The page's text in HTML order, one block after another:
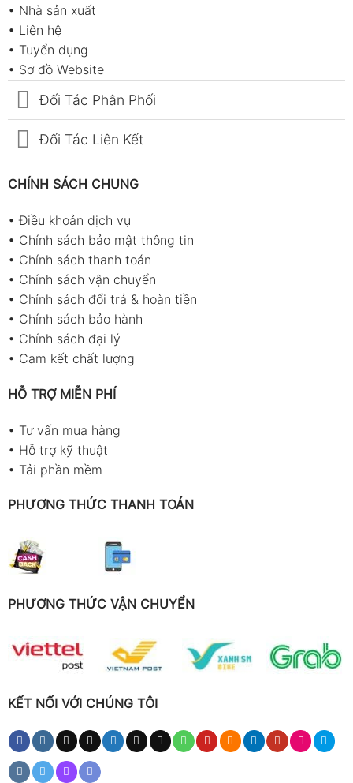
• Nhà sản xuất
• Liên hệ
• Tuyển dụng
• Sơ đồ Website
Đối Tác Phân Phối
Đối Tác Liên Kết
CHÍNH SÁCH CHUNG
•Điều khoản dịch vụ
• Chính sách bảo mật thông tin
• Chính sách thanh toán
• Chính sách vận chuyển
• Chính sách đổi trả & hoàn tiền
• Chính sách bảo hành
• Chính sách đại lý
• Cam kết chất lượng
HỖ TRỢ MIỄN PHÍ
• Tư vấn mua hàng
• Hỗ trợ kỹ thuật
• Tải phần mềm
PHƯƠNG THỨC THANH TOÁN
PHƯƠNG THỨC VẬN CHUYỂN
KẾT NỐI VỚI CHÚNG TÔI